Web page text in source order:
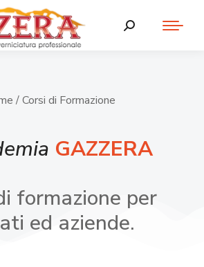
/ Corsi di Formazione
GAZZERA
formazione per
ed aziende.